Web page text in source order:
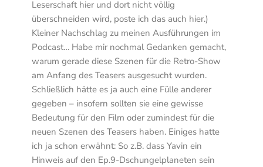
Leserschaft hier und dort nicht völlig
überschneiden wird, poste ich das auch hier.)
Kleiner Nachschlag zu meinen Ausführungen im
Podcast… Habe mir nochmal Gedanken gemacht,
warum gerade diese Szenen für die Retro-Show
am Anfang des Teasers ausgesucht wurden.
Schließlich hätte es ja auch eine Fülle anderer
gegeben – insofern sollten sie eine gewisse
Bedeutung für den Film oder zumindest für die
neuen Szenen des Teasers haben. Einiges hatte
ich ja schon erwähnt: So z.B. dass Yavin ein
Hinweis auf den Ep.9-Dschungelplaneten sein